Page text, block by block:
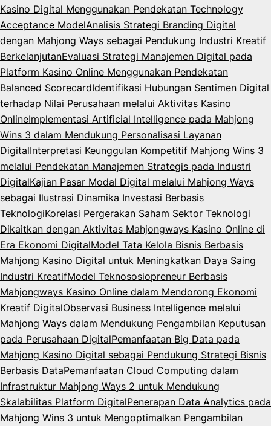
Kasino Digital Menggunakan Pendekatan Technology
Acceptance ModelAnalisis Strategi Branding Digital
dengan Mahjong Ways sebagai Pendukung Industri Kreatif
BerkelanjutanEvaluasi Strategi Manajemen Digital pada
Platform Kasino Online Menggunakan Pendekatan
Balanced ScorecardIdentifikasi Hubungan Sentimen Digital
terhadap Nilai Perusahaan melalui Aktivitas Kasino
OnlineImplementasi Artificial Intelligence pada Mahjong
Wins 3 dalam Mendukung Personalisasi Layanan
DigitalInterpretasi Keunggulan Kompetitif Mahjong Wins 3
melalui Pendekatan Manajemen Strategis pada Industri
DigitalKajian Pasar Modal Digital melalui Mahjong Ways
sebagai Ilustrasi Dinamika Investasi Berbasis
TeknologiKorelasi Pergerakan Saham Sektor Teknologi
Dikaitkan dengan Aktivitas Mahjongways Kasino Online di
Era Ekonomi DigitalModel Tata Kelola Bisnis Berbasis
Mahjong Kasino Digital untuk Meningkatkan Daya Saing
Industri KreatifModel Teknososiopreneur Berbasis
Mahjongways Kasino Online dalam Mendorong Ekonomi
Kreatif DigitalObservasi Business Intelligence melalui
Mahjong Ways dalam Mendukung Pengambilan Keputusan
pada Perusahaan DigitalPemanfaatan Big Data pada
Mahjong Kasino Digital sebagai Pendukung Strategi Bisnis
Berbasis DataPemanfaatan Cloud Computing dalam
Infrastruktur Mahjong Ways 2 untuk Mendukung
Skalabilitas Platform DigitalPenerapan Data Analytics pada
Mahjong Wins 3 untuk Mengoptimalkan Pengambilan